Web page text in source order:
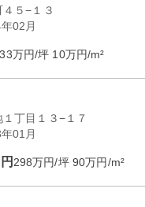
５−１３
02月
33万円/坪 10万円/m²
丁目１３−１７
01月
298万円/坪 90万円/m²